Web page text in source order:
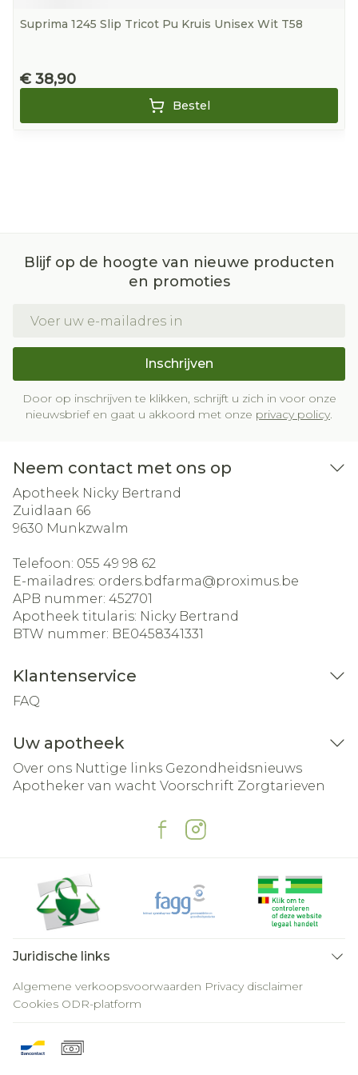
Suprima 1245 Slip Tricot Pu Kruis Unisex Wit T58
€ 38,90
Bestel
Blijf op de hoogte van nieuwe producten
en promoties
Inschrijven
Door op inschrijven te klikken, schrijft u zich in voor onze
nieuwsbrief en gaat u akkoord met onze privacy policy.
Neem contact met ons op
Apotheek Nicky Bertrand
Zuidlaan 66
9630 Munkzwalm
Telefoon: 055 49 98 62
E-mailadres: orders.bdfarma@proximus.be
APB nummer: 452701
Apotheek titularis: Nicky Bertrand
BTW nummer: BE0458341331
Klantenservice
FAQ
Uw apotheek
Over ons Nuttige links Gezondheidsnieuws
Apotheker van wacht Voorschrift Zorgtarieven
Juridische links
Algemene verkoopsvoorwaarden Privacy disclaimer
Cookies ODR-platform